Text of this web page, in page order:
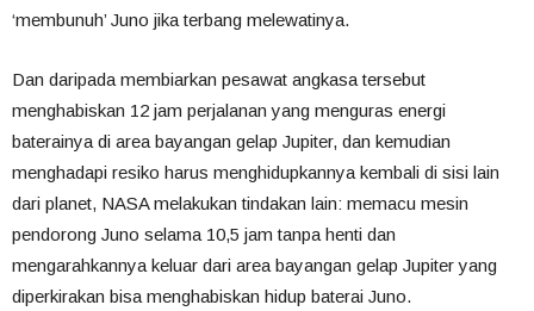
‘membunuh’ Juno jika terbang melewatinya.
Dan daripada membiarkan pesawat angkasa tersebut
menghabiskan 12 jam perjalanan yang menguras energi
baterainya di area bayangan gelap Jupiter, dan kemudian
menghadapi resiko harus menghidupkannya kembali di sisi lain
dari planet, NASA melakukan tindakan lain: memacu mesin
pendorong Juno selama 10,5 jam tanpa henti dan
mengarahkannya keluar dari area bayangan gelap Jupiter yang
diperkirakan bisa menghabiskan hidup baterai Juno.